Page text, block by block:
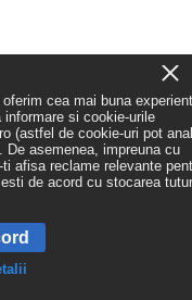
cea mai buna
si cookie-urile
(astfel de cookie-uri pot
De asemenea, impreuna cu
afisa reclame relevante
de acord cu stocarea